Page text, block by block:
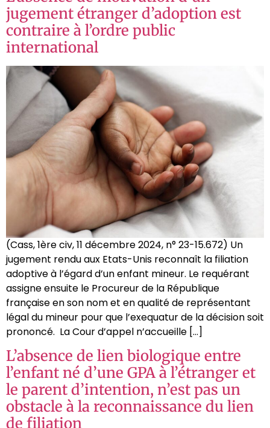
jugement étranger d’adoption est
contraire à l’ordre public
international
(Cass, 1ère civ, 11 décembre 2024, n° 23-15.672) Un
jugement rendu aux Etats-Unis reconnaît la filiation
adoptive à l’égard d’un enfant mineur. Le requérant
assigne ensuite le Procureur de la République
française en son nom et en qualité de représentant
légal du mineur pour que l’exequatur de la décision soit
prononcé. La Cour d’appel n’accueille […]
L’absence de lien biologique entre
l’enfant né d’une GPA à l’étranger et
le parent d’intention, n’est pas un
obstacle à la reconnaissance du lien
de filiation